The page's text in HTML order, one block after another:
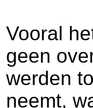
Vooral
geen
werden
neemt,